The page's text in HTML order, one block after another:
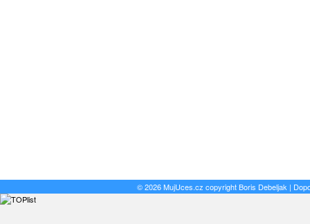
© 2026 MujUces.cz copyrightBoris Debeljak |